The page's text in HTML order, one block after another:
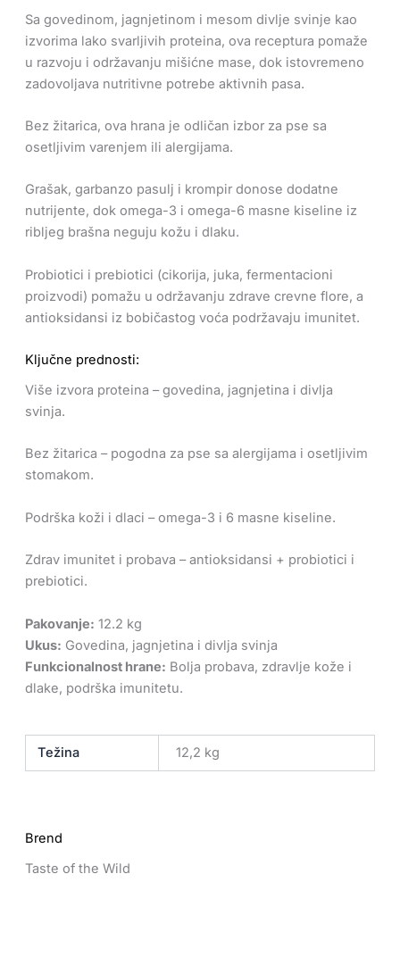
Sa govedinom, jagnjetinom i mesom divlje svinje kao
izvorima lako svarljivih proteina, ova receptura pomaže
u razvoju i održavanju mišićne mase, dok istovremeno
zadovoljava nutritivne potrebe aktivnih pasa.
Bez žitarica, ova hrana je odličan izbor za pse sa
osetljivim varenjem ili alergijama.
Grašak, garbanzo pasulj i krompir donose dodatne
nutrijente, dok omega-3 i omega-6 masne kiseline iz
ribljeg brašna neguju kožu i dlaku.
Probiotici i prebiotici (cikorija, juka, fermentacioni
proizvodi) pomažu u održavanju zdrave crevne flore, a
antioksidansi iz bobičastog voća podržavaju imunitet.
Ključne prednosti:
Više izvora proteina – govedina, jagnjetina i divlja
svinja.
Bez žitarica – pogodna za pse sa alergijama i osetljivim
stomakom.
Podrška koži i dlaci – omega-3 i 6 masne kiseline.
Zdrav imunitet i probava – antioksidansi + probiotici i
prebiotici.
Pakovanje: 12.2 kg
Ukus: Govedina, jagnjetina i divlja svinja
Funkcionalnost hrane: Bolja probava, zdravlje kože i
dlake, podrška imunitetu.
Težina 12,2 kg
Brend
Taste of the Wild